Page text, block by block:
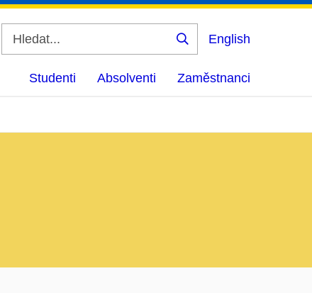
Vyhledat
English
Studenti Absolventi Zaměstnanci